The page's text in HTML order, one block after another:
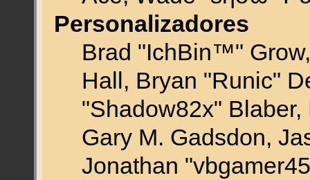
Personalizadores
Brad "IchBin™"
Hall, Bryan "Runic"
"Shadow82x"
Gary M. Gadsdon,
Jonathan